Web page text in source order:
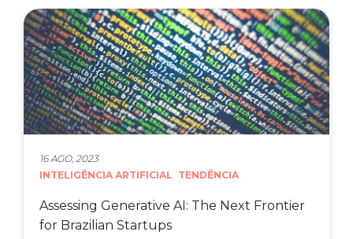
16 AGO, 2023
INTELIGÊNCIA ARTIFICIAL TENDÊNCIA
Assessing Generative AI: The Next Frontier
for Brazilian Startups